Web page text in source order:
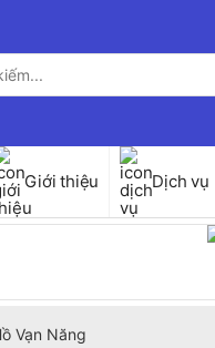
Giới thiệu Dịch vụ
Vạn Năng